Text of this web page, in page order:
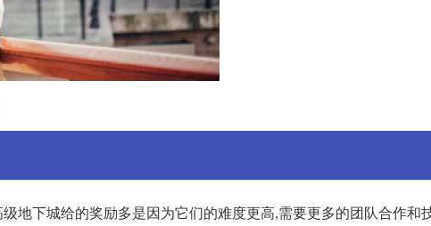
地下城给的奖励多是因为它们的难度更高,需要更多的团队合作和